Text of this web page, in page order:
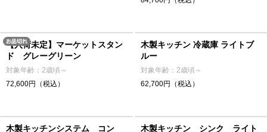
【入荷未定】マーケットスタン
ド グレーグリーン
対象年齢：2歳頃～
72,600円（税込）
木製キッチン 冷蔵庫 ライトブ
ルー
対象年齢：2歳頃～
62,700円（税込）
木製キッチンシステム コン
木製キッチン シンク ライト